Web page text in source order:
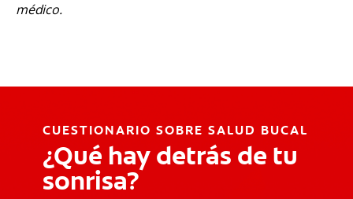
médico.
CUESTIONARIO SOBRE SALUD BUCAL
¿Qué hay detrás de tu
sonrisa?